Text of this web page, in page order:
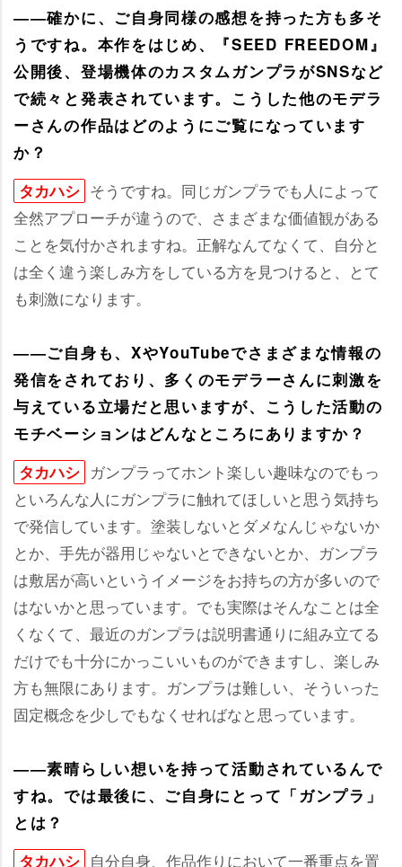
――確かに、ご自身同様の感想を持った方も多そ
うですね。本作をはじめ、『SEED FREEDOM』
公開後、登場機体のカスタムガンプラがSNSなど
で続々と発表されています。こうした他のモデラ
ーさんの作品はどのようにご覧になっています
か？
タカハシ そうですね。同じガンプラでも人によって
全然アプローチが違うので、さまざまな価値観がある
ことを気付かされますね。正解なんてなくて、自分と
は全く違う楽しみ方をしている方を見つけると、とて
も刺激になります。
――ご自身も、XやYouTubeでさまざまな情報の
発信をされており、多くのモデラーさんに刺激を
与えている立場だと思いますが、こうした活動の
モチベーションはどんなところにありますか？
タカハシ ガンプラってホント楽しい趣味なのでもっ
といろんな人にガンプラに触れてほしいと思う気持ち
で発信しています。塗装しないとダメなんじゃないか
とか、手先が器用じゃないとできないとか、ガンプラ
は敷居が高いというイメージをお持ちの方が多いので
はないかと思っています。でも実際はそんなことは全
くなくて、最近のガンプラは説明書通りに組み立てる
だけでも十分にかっこいいものができますし、楽しみ
方も無限にあります。ガンプラは難しい、そういった
固定概念を少しでもなくせればなと思っています。
――素晴らしい想いを持って活動されているんで
すね。では最後に、ご自身にとって「ガンプラ」
とは？
タカハシ 自分自身、作品作りにおいて一番重点を置